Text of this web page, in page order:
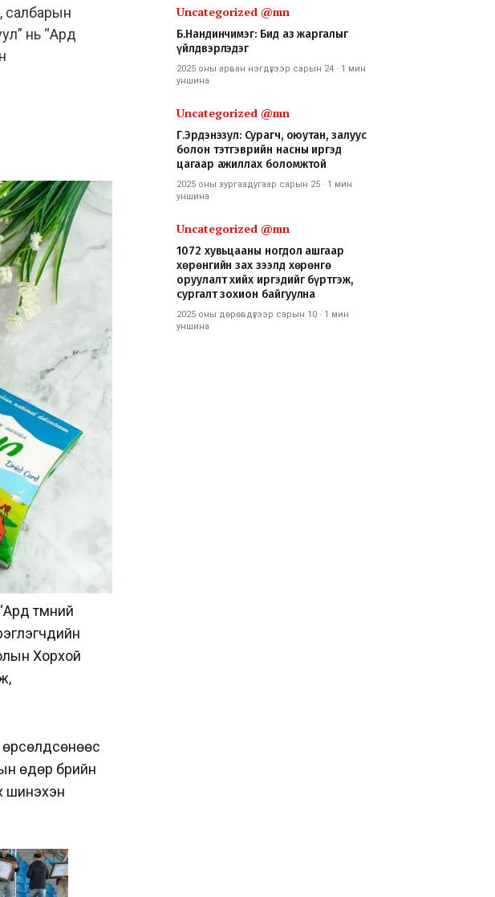
салбарын
нь “Ард
түмний
Хорхой
өрсөлдсөнөөс
өдөр бүрийн
шинэхэн
Uncategorized @mn
Б.Нандинчимэг: Бид аз жаргалыг
үйлдвэрлэдэг
2025 оны арван нэгдүгээр сарын 24 · 1 мин
уншина
Uncategorized @mn
Г.Эрдэнэзул: Сурагч, оюутан, залуус
болон тэтгэврийн насны иргэд
цагаар ажиллах боломжтой
2025 оны зургаадугаар сарын 25 · 1 мин
уншина
Uncategorized @mn
1072 хувьцааны ногдол ашгаар
хөрөнгийн зах зээлд хөрөнгө
оруулалт хийх иргэдийг бүртгэж,
сургалт зохион байгуулна
2025 оны дөрөвдүгээр сарын 10 · 1 мин
уншина